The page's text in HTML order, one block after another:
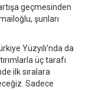
geçmesinden
şunları
Yüzyılı'nda da
üç tarafı
ilk sıralara
Sadece